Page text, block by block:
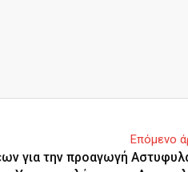
Επόμενο
για την προαγωγή